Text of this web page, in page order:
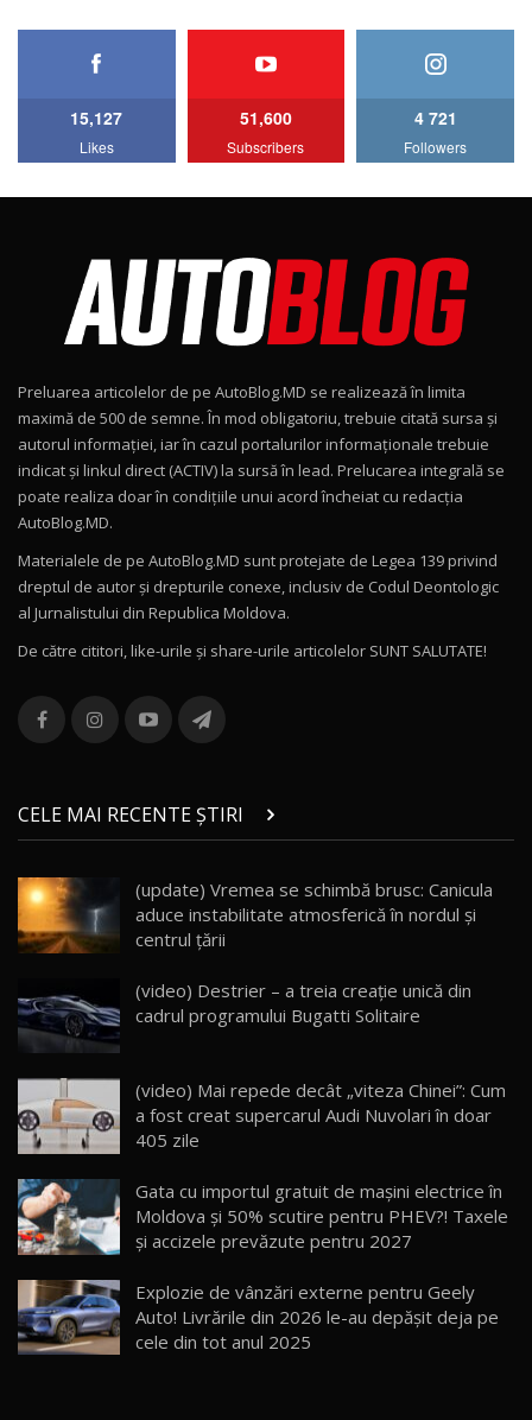
AutoBlog.MD
15:08
Noul Geely EX2 / Test Drive AutoBlog.MD
15:22
Mercedes-AMG E 53 HYBRID 4MATIC+ / Test
Drive AutoBlog.MD
16:27
11
Noul Volvo ES90 / Test Drive AutoBlog.MD
12
Noul MG HS / Test Drive AutoBlog.MD
16:48
13
combină aventura cu luxul / AutoBlog.MD
36:08
chinez care face lumea să se întoarcă după el
/ AutoBlog.MD
17:27
15 14:37
AutoBlogMD
13:10
17 20:06
30:08
Noul Geely EX5 EM-i care a cucerit Moldova
AutoBlog.MD
23:36
20
Noul ZEEKR 7X / Test Drive AutoBlog.MD
15,127
Likes
51,600
Subscribers
4 721
Followers
Preluarea articolelor de pe AutoBlog.MD se realizează în limita
maximă de 500 de semne. În mod obligatoriu, trebuie citată sursa și
autorul informației, iar în cazul portalurilor informaționale trebuie
indicat și linkul direct (ACTIV) la sursă în lead. Prelucarea integrală se
poate realiza doar în condițiile unui acord încheiat cu redacţia
AutoBlog.MD.
Materialele de pe AutoBlog.MD sunt protejate de Legea 139 privind
dreptul de autor și drepturile conexe, inclusiv de Codul Deontologic
al Jurnalistului din Republica Moldova.
De către cititori, like-urile şi share-urile articolelor SUNT SALUTATE!
CELE MAI RECENTE ȘTIRI
(update) Vremea se schimbă brusc: Canicula
aduce instabilitate atmosferică în nordul și
centrul țării
(video) Destrier – a treia creație unică din
cadrul programului Bugatti Solitaire
(video) Mai repede decât „viteza Chinei”: Cum
a fost creat supercarul Audi Nuvolari în doar
405 zile
Gata cu importul gratuit de mașini electrice în
Moldova și 50% scutire pentru PHEV?! Taxele
și accizele prevăzute pentru 2027
Explozie de vânzări externe pentru Geely
Auto! Livrările din 2026 le-au depășit deja pe
cele din tot anul 2025